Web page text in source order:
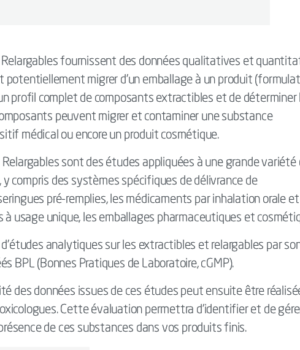
fournissent des données qualitatives et
potentiellement migrer d'un emballage à un produit
profil complet de composants extractibles et de déterminer
peuvent migrer et contaminer une substance
médical ou encore un produit cosmétique.
sont des études appliquées à une grande variété
compris des systèmes spécifiques de délivrance de
pré-remplies, les médicaments par inhalation orale et
à usage unique, les emballages pharmaceutiques et
analytiques sur les extractibles et relargables par
BPL (Bonnes Pratiques de Laboratoire, cGMP).
des données issues de ces études peut ensuite être
Cette évaluation permettra d’identifier et de
de ces substances dans vos produits finis.